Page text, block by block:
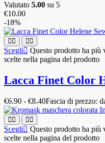
Valutato 5.00 su 5
€10.00
-18%
Scegli
Questo prodotto ha più
scelte nella pagina del prodotto
Lacca Finet Color
€6.90 - €8.40Fascia di prezzo:
Scegli
Questo prodotto ha più
scelte nella pagina del prodotto